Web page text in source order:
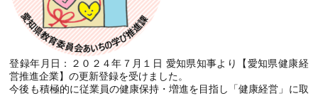
登録年月日：２０２４年７月１日 愛知県知事より【愛知県健康経
営推進企業】の更新登録を受けました。
今後も積極的に従業員の健康保持・増進を目指し「健康経営」に取